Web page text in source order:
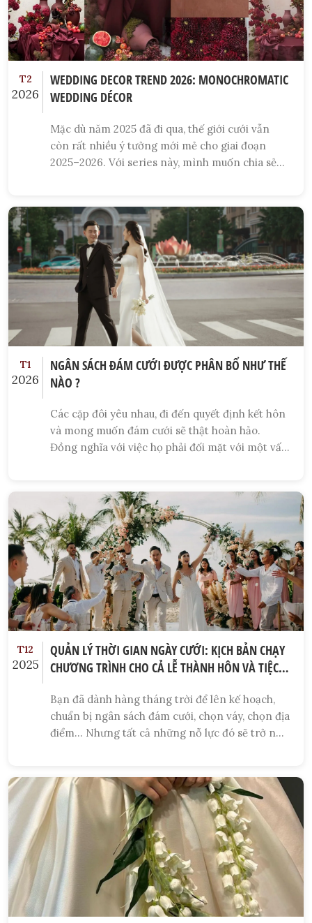
T2
2026
WEDDING DECOR TREND 2026: MONOCHROMATIC
WEDDING DÉCOR
Mặc dù năm 2025 đã đi qua, thế giới cưới vẫn
còn rất nhiều ý tưởng mới mẻ cho giai đoạn
2025–2026. Với series này, mình muốn chia sẻ
thêm chất liệu khi hình dung về ngày trọng đại
của mình.
T1
2026
NGÂN SÁCH ĐÁM CƯỚI ĐƯỢC PHÂN BỔ NHƯ THẾ
NÀO ?
Các cặp đôi yêu nhau, đi đến quyết định kết hôn
và mong muốn đám cưới sẽ thật hoàn hảo.
Đồng nghĩa với việc họ phải đối mặt với một vấn
có một số liệu thật cụ thể, nhiều cặp đôi đã nói
rằng khi bắt đầu lên kế hoạch, những con số
tăng lên vùn vụt so với dự tính ban đầu. Bài viết
sau đây sẽ giúp các bạn có một cái nhìn cụ thể
hơn về chi phí mà mình sẽ bỏ ra cho một đám
cưới trong mơ.
T12
2025
QUẢN LÝ THỜI GIAN NGÀY CƯỚI: KỊCH BẢN CHẠY
CHƯƠNG TRÌNH CHO CẢ LỄ THÀNH HÔN VÀ TIỆC
Bạn đã dành hàng tháng trời để lên kế hoạch,
chuẩn bị ngân sách đám cưới, chọn váy, chọn địa
điểm... Nhưng tất cả những nỗ lực đó sẽ trở nên